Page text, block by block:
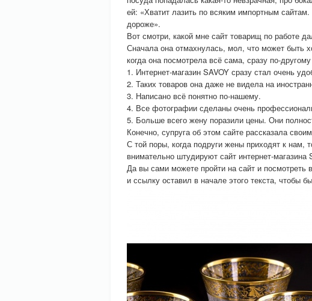
ей: «Хватит лазить по всяким импортным
дороже».
Вот смотри, какой мне сайт товарищ по работе
Сначала она отмахнулась, мол, что может быть
когда она посмотрела всё сама, сразу по-
1. Интернет-магазин SAVOY сразу стал очень
2. Таких товаров она даже не видела на
3. Написано всё понятно по-нашему.
4. Все фотографии сделаны очень
5. Больше всего жену поразили цены. Они
Конечно, супруга об этом сайте рассказала
С той поры, когда подруги жены приходят к нам,
внимательно штудируют сайт интернет-магазина
Да вы сами можете пройти на сайт и
и ссылку оставил в начале этого текста, чтобы